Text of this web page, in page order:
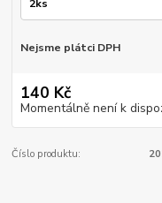
Nejsme plátci DPH
140 Kč
Momentálně není k
Číslo produktu: